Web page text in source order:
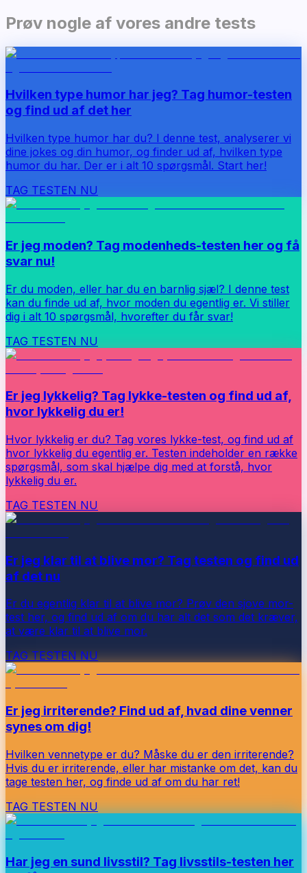
Prøv nogle af vores andre tests
Hvilken type humor har jeg? Tag humor-testen
og find ud af det her
Hvilken type humor har du? I denne test, analyserer vi
dine jokes og din humor, og finder ud af, hvilken type
humor du har. Der er i alt 10 spørgsmål. Start her!
TAG TESTEN NU
Er jeg moden? Tag modenheds-testen her og få
svar nu!
Er du moden, eller har du en barnlig sjæl? I denne test
kan du finde ud af, hvor moden du egentlig er. Vi stiller
dig i alt 10 spørgsmål, hvorefter du får svar!
TAG TESTEN NU
Er jeg lykkelig? Tag lykke-testen og find ud af,
hvor lykkelig du er!
Hvor lykkelig er du? Tag vores lykke-test, og find ud af
hvor lykkelig du egentlig er. Testen indeholder en række
spørgsmål, som skal hjælpe dig med at forstå, hvor
lykkelig du er.
TAG TESTEN NU
Er jeg klar til at blive mor? Tag testen og find ud
af det nu
Er du egentlig klar til at blive mor? Prøv den sjove mor-
test her, og find ud af om du har alt det som det kræver,
at være klar til at blive mor.
TAG TESTEN NU
Er jeg irriterende? Find ud af, hvad dine venner
synes om dig!
Hvilken vennetype er du? Måske du er den irriterende?
Hvis du er irriterende, eller har mistanke om det, kan du
tage testen her, og finde ud af om du har ret!
TAG TESTEN NU
Har jeg en sund livsstil? Tag livsstils-testen her